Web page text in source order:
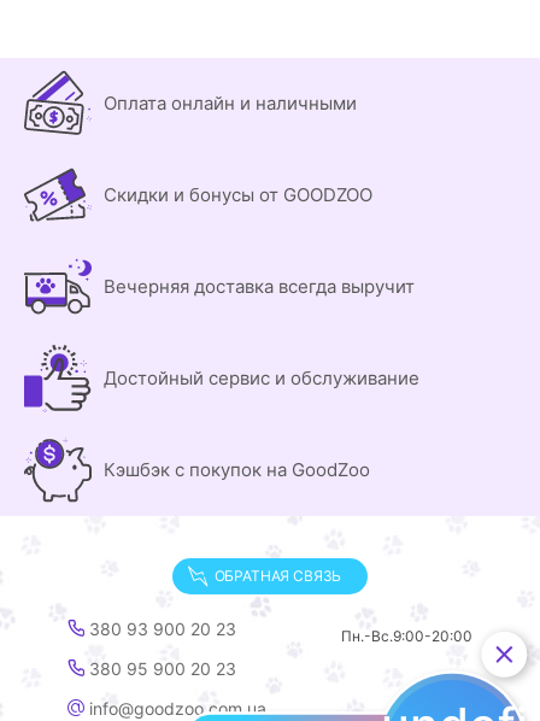
Оплата онлайн и наличными
Скидки и бонусы от GOODZOO
Вечерняя доставка всегда выручит
Достойный сервис и обслуживание
Кэшбэк с покупок на GoodZoo
ОБРАТНАЯ СВЯЗЬ
380 93 900 20 23
380 95 900 20 23
info@goodzoo.com.ua
Пн.-Вс.9:00-20:00